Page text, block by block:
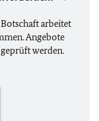
arbeitet
Angebote
werden.